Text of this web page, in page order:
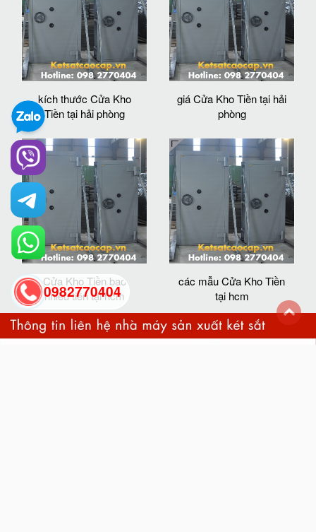
kích thước Cửa Kho
Tiền tại hải phòng
giá Cửa Kho Tiền tại hải
phòng
Cửa Kho Tiền bao
nhiêu tiền tại hcm
các mẫu Cửa Kho Tiền
tại hcm
0982770404
back